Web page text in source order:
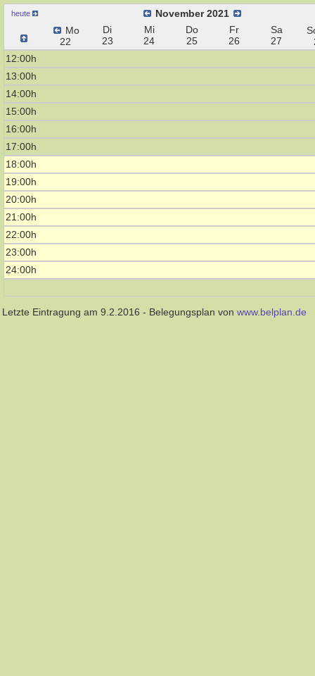
heute
November 2021
Mo
22
Di
23
Mi
24
Do
25
Fr
26
Sa
27
12:00h
13:00h
14:00h
15:00h
16:00h
17:00h
18:00h
19:00h
20:00h
21:00h
22:00h
23:00h
24:00h
Letzte Eintragung am 9.2.2016 - Belegungsplan von www.belplan.de